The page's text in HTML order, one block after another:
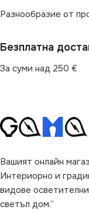
Разнообразие от
Безплатна
За суми над 250 €
Вашият онлайн
Интериорно и
видове
светъл дом.”